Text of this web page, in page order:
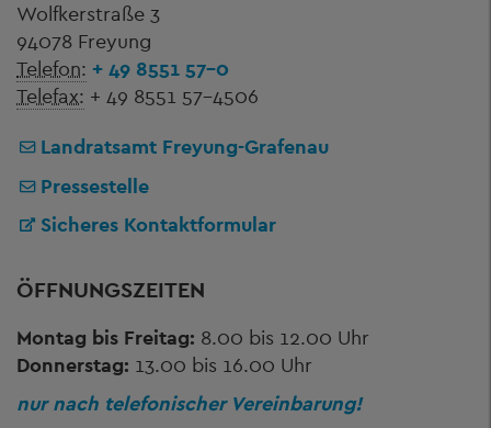
Wolfkerstraße 3
94078 Freyung
Telefon: + 49 8551 57-0
Telefax: + 49 8551 57-4506
Landratsamt Freyung-Grafenau
Pressestelle
Sicheres Kontaktformular
ÖFFNUNGSZEITEN
Montag bis Freitag: 8.00 bis 12.00 Uhr
Donnerstag: 13.00 bis 16.00 Uhr
nur nach telefonischer Vereinbarung!